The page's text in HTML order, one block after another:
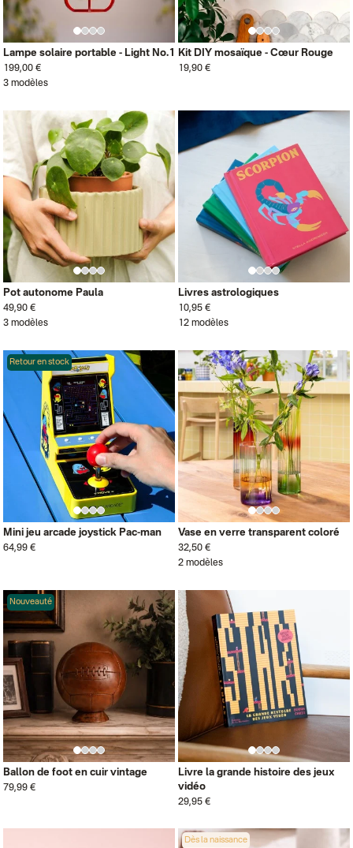
Lampe solaire portable - Light No.1
199,00 €
3 modèles
Kit DIY mosaïque - Cœur Rouge
19,90 €
Pot autonome Paula
49,90 €
3 modèles
Livres astrologiques
10,95 €
12 modèles
Retour en stock
Mini jeu arcade joystick Pac-man
64,99 €
Vase en verre transparent coloré
32,50 €
2 modèles
Nouveauté
Ballon de foot en cuir vintage
79,99 €
Livre la grande histoire des jeux
vidéo
29,95 €
Dès la naissance